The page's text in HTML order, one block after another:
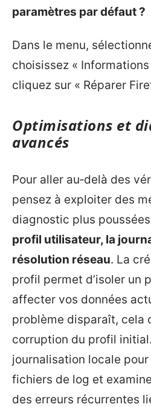
paramètres par défaut ?
Dans le menu,
choisissez «
cliquez sur « Réparer
Optimisations et
avancés
Pour aller au‑delà des
pensez à exploiter des
diagnostic plus
profil utilisateur, la
résolution réseau. La
profil permet d’isoler un
affecter vos données
problème disparaît, cela
corruption du profil
journalisation locale
fichiers de log et
des erreurs récurrentes